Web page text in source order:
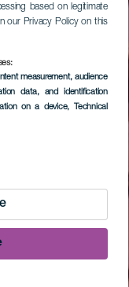
based on legitimate
our Privacy Policy on this
measurement, audience
data, and identification
on a device, Technical